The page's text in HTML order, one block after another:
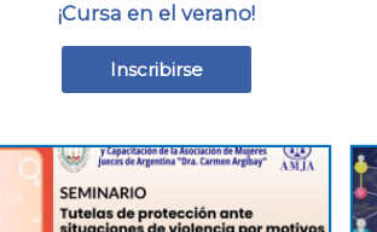
¡Cursa en el verano!
Inscribirse
Este
tiene